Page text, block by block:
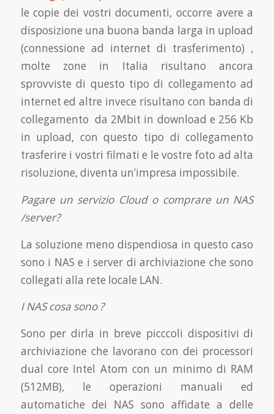
le copie dei vostri documenti, occorre avere a
disposizione una buona banda larga in upload
(connessione ad internet di trasferimento) ,
molte zone in Italia risultano ancora
sprovviste di questo tipo di collegamento ad
internet ed altre invece risultano con banda di
collegamento da 2Mbit in download e 256 Kb
in upload, con questo tipo di collegamento
trasferire i vostri filmati e le vostre foto ad alta
risoluzione, diventa un’impresa impossibile.
Pagare un servizio Cloud o comprare un NAS
/server?
La soluzione meno dispendiosa in questo caso
sono i NAS e i server di archiviazione che sono
collegati alla rete locale LAN.
I NAS cosa sono ?
Sono per dirla in breve picccoli dispositivi di
archiviazione che lavorano con dei processori
dual core Intel Atom con un minimo di RAM
(512MB), le operazioni manuali ed
automatiche dei NAS sono affidate a delle